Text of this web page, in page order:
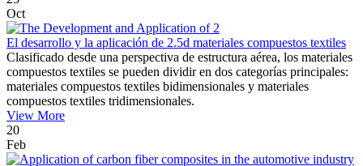
Oct
El desarrollo y la aplicación de 2.5d materiales compuestos textiles
Clasificado desde una perspectiva de estructura aérea, los materiales
compuestos textiles se pueden dividir en dos categorías principales:
materiales compuestos textiles bidimensionales y materiales
compuestos textiles tridimensionales.
View More
20
Feb